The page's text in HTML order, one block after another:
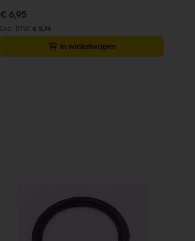
€ 6,95
€ 5,74
In winkelwagen